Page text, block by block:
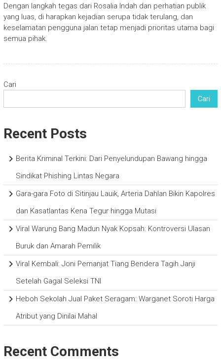
Dengan langkah tegas dari Rosalia Indah dan perhatian publik
yang luas, di harapkan kejadian serupa tidak terulang, dan
keselamatan pengguna jalan tetap menjadi prioritas utama bagi
semua pihak.
Cari
Cari
Recent Posts
Berita Kriminal Terkini: Dari Penyelundupan Bawang hingga
Sindikat Phishing Lintas Negara
Gara-gara Foto di Sitinjau Lauik, Arteria Dahlan Bikin Kapolres
dan Kasatlantas Kena Tegur hingga Mutasi
Viral Warung Bang Madun Nyak Kopsah: Kontroversi Ulasan
Buruk dan Amarah Pemilik
Viral Kembali: Joni Pemanjat Tiang Bendera Tagih Janji
Setelah Gagal Seleksi TNI
Heboh Sekolah Jual Paket Seragam: Warganet Soroti Harga
Atribut yang Dinilai Mahal
Recent Comments